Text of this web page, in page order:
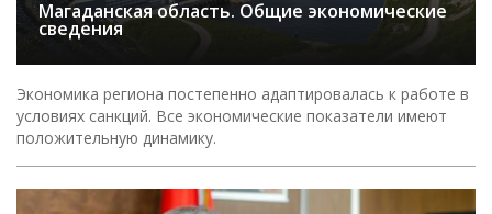
Магаданская область. Общие экономические
сведения
Экономика региона постепенно адаптировалась к работе в
условиях санкций. Все экономические показатели имеют
положительную динамику.